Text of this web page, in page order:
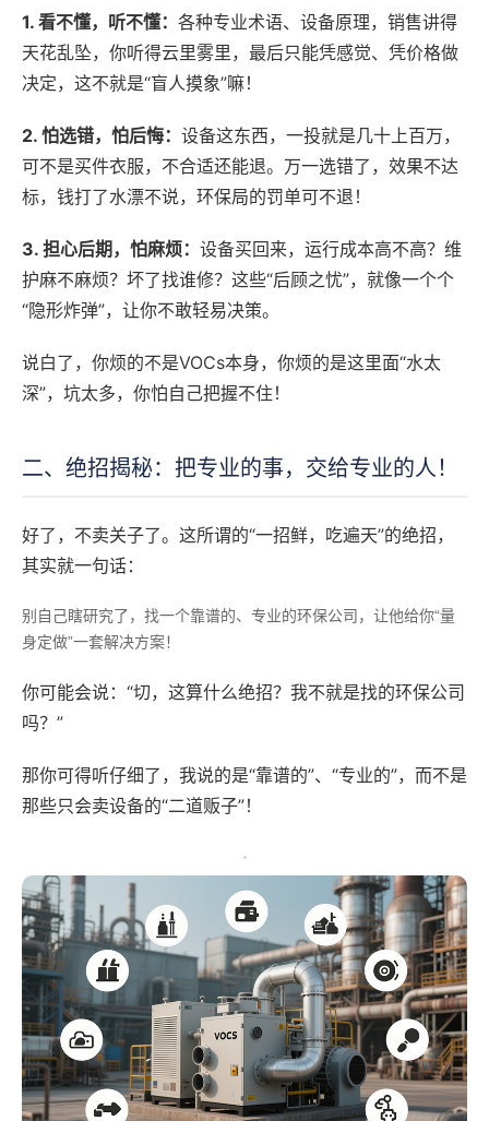
1. 看不懂，听不懂： 各种专业术语、设备原理，销售讲得
天花乱坠，你听得云里雾里，最后只能凭感觉、凭价格做
决定，这不就是“盲人摸象”嘛！
2. 怕选错，怕后悔： 设备这东西，一投就是几十上百万，
可不是买件衣服，不合适还能退。万一选错了，效果不达
标，钱打了水漂不说，环保局的罚单可不退！
3. 担心后期，怕麻烦： 设备买回来，运行成本高不高？维
护麻不麻烦？坏了找谁修？这些“后顾之忧”，就像一个个
“隐形炸弹”，让你不敢轻易决策。
说白了，你烦的不是VOCs本身，你烦的是这里面“水太
深”，坑太多，你怕自己把握不住！
二、绝招揭秘：把专业的事，交给专业的人！
好了，不卖关子了。这所谓的“一招鲜，吃遍天”的绝招，
其实就一句话：
别自己瞎研究了，找一个靠谱的、专业的环保公司，让他给你“量
身定做”一套解决方案！
你可能会说：“切，这算什么绝招？我不就是找的环保公司
吗？”
那你可得听仔细了，我说的是“靠谱的”、“专业的”，而不是
那些只会卖设备的“二道贩子”！